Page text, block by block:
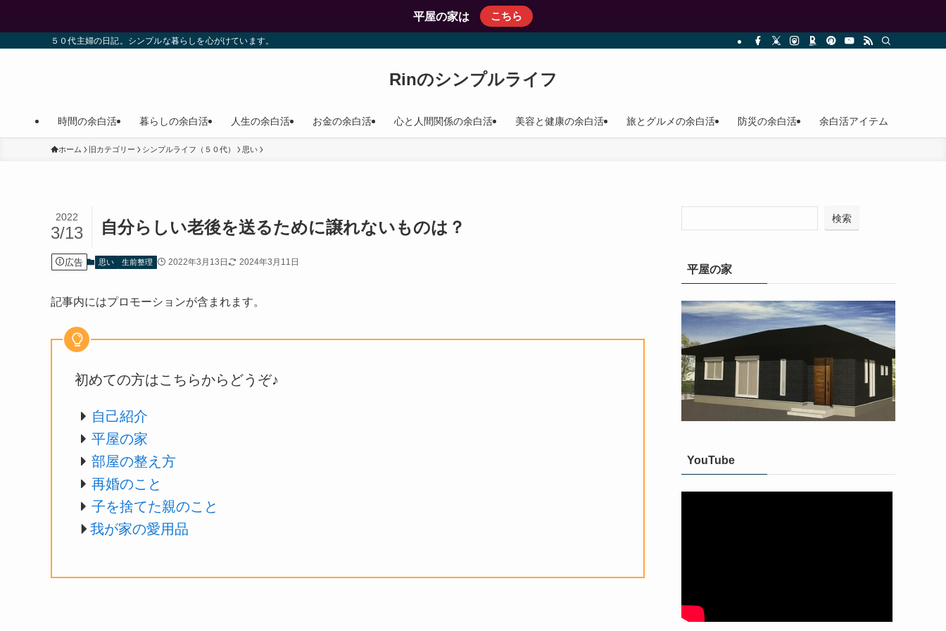
平屋の家は こちら
５０代主婦の日記。シンプルな暮らしを心がけています。
Rinのシンプルライフ
時間の余白活 暮らしの余白活 人生の余白活 お金の余白活 心と人間関係の余白活 美容と健康の余白活 旅とグルメの余白活 防災の余白活 余白活アイテム
ホーム 旧カテゴリー シンプルライフ（５０代） 思い
自分らしい老後を送るために譲れないものは？
2022
3/13
広告 思い 生前整理 2022年3月13日 2024年3月11日
記事内にはプロモーションが含まれます。
初めての方はこちらからどうぞ♪
自己紹介
平屋の家
部屋の整え方
再婚のこと
子を捨てた親のこと
我が家の愛用品
検索
平屋の家
YouTube